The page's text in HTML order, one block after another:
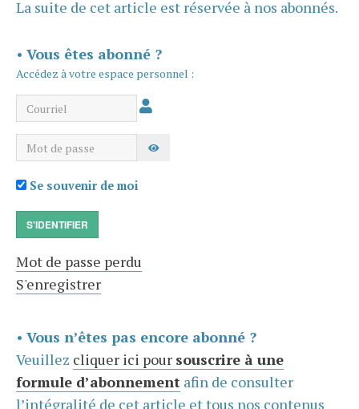
La suite de cet article est réservée à nos abonnés.
• Vous êtes abonné ?
Accédez à votre espace personnel :
Courriel
Mot de passe AFFICHER LE MOT DE PASSE
Se souvenir de moi
S'IDENTIFIER
Mot de passe perdu
S'enregistrer
• Vous n’êtes pas encore abonné ?
Veuillez cliquer ici pour souscrire à une
formule d’abonnement afin de consulter
l’intégralité de cet article et tous nos contenus